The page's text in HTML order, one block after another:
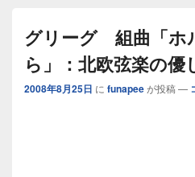
グリーグ 組曲「ホ
ら」：北欧弦楽の優
2008年8月25日 に funapeeが投稿 —